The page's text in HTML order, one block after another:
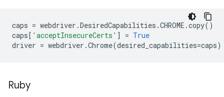
caps = webdriver .DesiredCapabilities .CHROME .copy()
caps[ 'acceptInsecureCerts' ] = True
driver = webdriver .Chrome(desired_capabilities=caps)
Ruby